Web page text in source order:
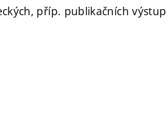
příp. publikačních